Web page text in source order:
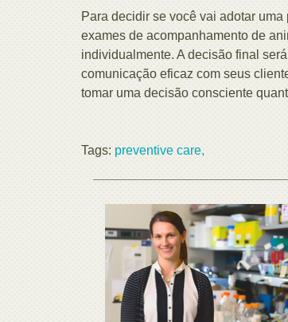
Para decidir se você vai adotar
exames de acompanhamento de
individualmente. A decisão final
comunicação eficaz com seus
tomar uma decisão consciente
Tags: preventive care,